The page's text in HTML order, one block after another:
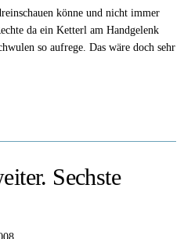
könne und nicht immer
da ein Ketterl am Handgelenk
so aufrege. Das wäre doch sehr
Sechste